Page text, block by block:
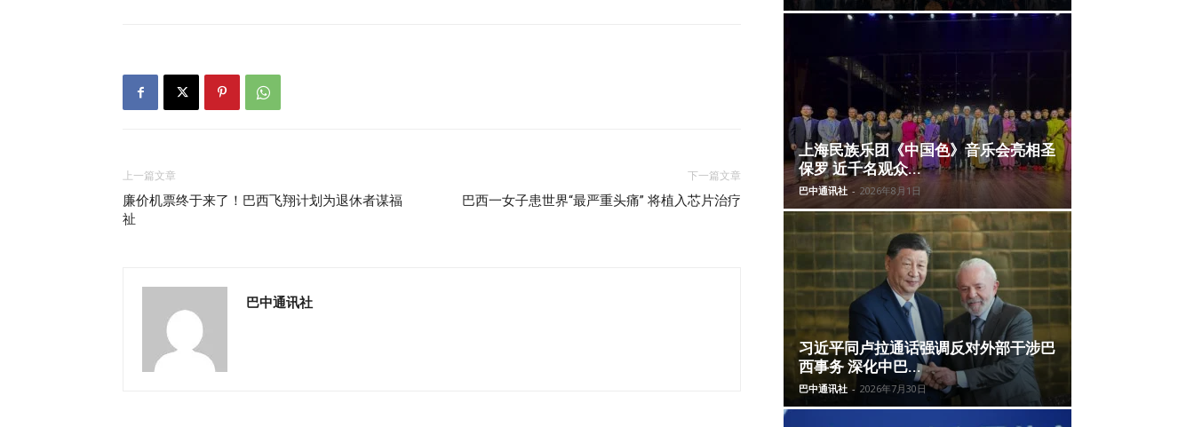
上一篇文章
廉价机票终于来了！巴西飞翔计划为退休者谋福
祉
下一篇文章
巴西一女子患世界“最严重头痛” 将植入芯片治疗
巴中通讯社
上海民族乐团《中国色》音乐会亮相圣
保罗 近千名观众...
巴中通讯社 - 2026年8月1日
习近平同卢拉通话强调反对外部干涉巴
西事务 深化中巴...
巴中通讯社 - 2026年7月30日